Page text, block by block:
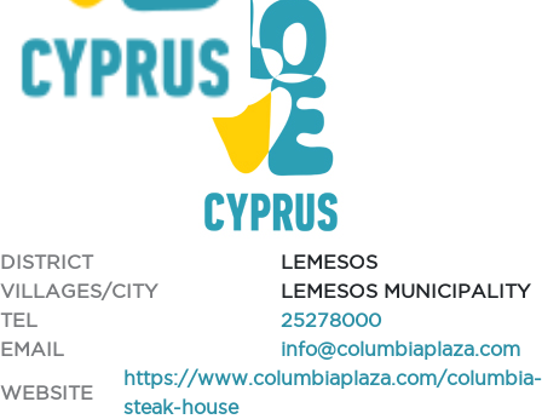
DISTRICT
LEMESOS
VILLAGES/CITY
LEMESOS MUNICIPALITY
TEL
25278000
EMAIL
info@columbiaplaza.com
WEBSITE
https://www.columbiaplaza.com/columbia-
steak-house